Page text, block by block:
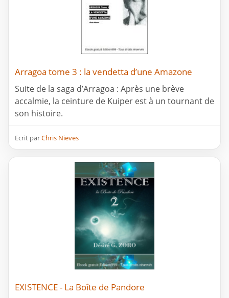
Arragoa tome 3 : la vendetta d’une Amazone
Suite de la saga d’Arragoa : Après une brève
accalmie, la ceinture de Kuiper est à un tournant de
son histoire.
Ecrit parChris Nieves
EXISTENCE - La Boîte de Pandore